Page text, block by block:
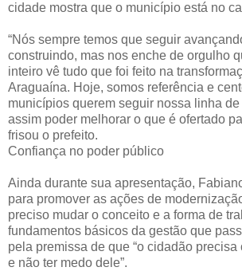
cidade mostra que o município está no
“Nós sempre temos que seguir
construindo, mas nos enche de orgulho
inteiro vê tudo que foi feito na
Araguaína. Hoje, somos referência e
municípios querem seguir nossa linha
assim poder melhorar o que é ofertado
frisou o prefeito.
Confiança no poder público
Ainda durante sua apresentação,
para promover as ações de
preciso mudar o conceito e a forma de
fundamentos básicos da gestão que
pela premissa de que “o cidadão
e não ter medo dele”.